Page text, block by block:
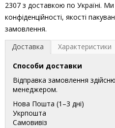
2307 з доставкою по Україні.
конфіденційності, якості
замовлення.
Доставка
Характеристики
Способи доставки
Відправка замовлення
менеджером.
Нова Пошта (1–3 дні)
Укрпошта
Самовивіз